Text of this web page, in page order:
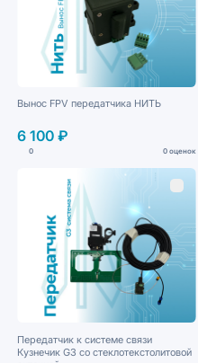
Вынос FPV передатчика НИТЬ
6 100 ₽
0 0 оценок
Передатчик к системе связи
Кузнечик G3 со стеклотекстолитовой